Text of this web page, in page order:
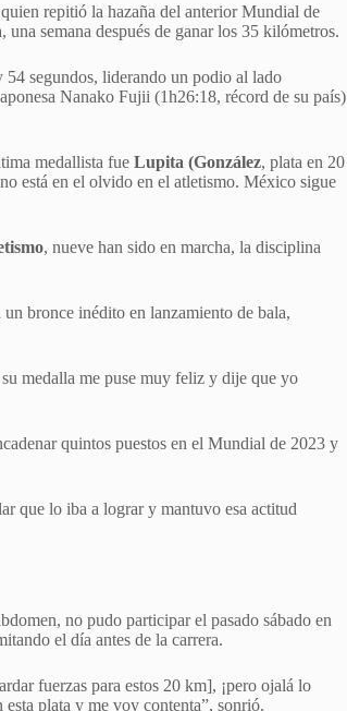
repitió la hazaña del anterior Mundial de
semana después de ganar los 35 kilómetros.
segundos, liderando un podio al lado
Nanako Fujii (1h26:18, récord de su país)
medallista fue Lupita (González, plata en 20
está en el olvido en el atletismo. México sigue
, nueve han sido en marcha, la disciplina
bronce inédito en lanzamiento de bala,
medalla me puse muy feliz y dije que yo
quintos puestos en el Mundial de 2023 y
que lo iba a lograr y mantuvo esa actitud
no pudo participar el pasado sábado en
el día antes de la carrera.
fuerzas para estos 20 km], ¡pero ojalá lo
plata y me voy contenta”, sonrió.